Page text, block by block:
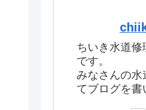
ちいき水道
です。
みなさんの水
てブログを書